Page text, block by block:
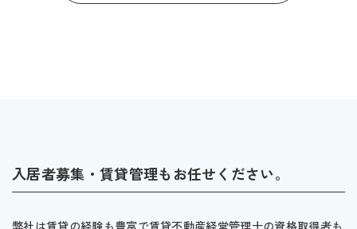
入居者募集・賃貸管理もお任せください。